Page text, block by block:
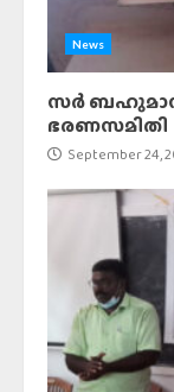
News
സർ
ഭരണസമിതി
September 24,